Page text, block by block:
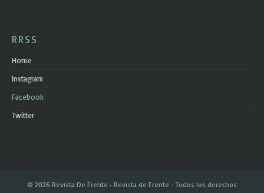
RRSS
Home
Instagram
Facebook
Twitter
© 2026 Revista De Frente • Revista de Frente - Todos los derechos